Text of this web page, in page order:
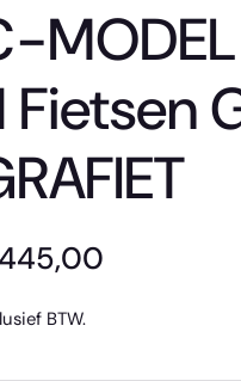
Fietsen
BTW.